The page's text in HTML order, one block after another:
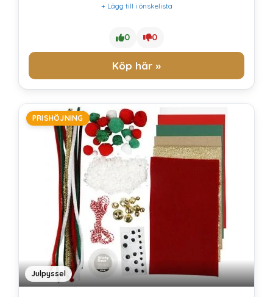
+ Lägg till i önskelista
0 0
Köp här »
PRISHÖJNING
Julpyssel